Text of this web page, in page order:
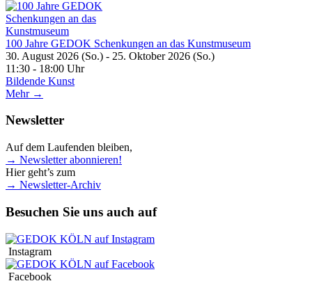
100 Jahre GEDOK Schenkungen an das Kunstmuseum
30. August 2026 (So.) - 25. Oktober 2026 (So.)
11:30 - 18:00 Uhr
Bildende Kunst
Mehr →
Newsletter
Auf dem Laufenden bleiben,
→ Newsletter abonnieren!
Hier geht’s zum
→ Newsletter-Archiv
Besuchen Sie uns auch auf
Instagram
Facebook